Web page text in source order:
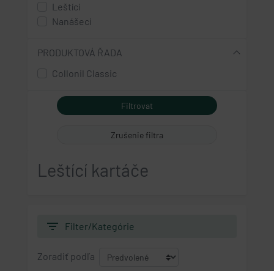
Leštící
Nanášecí
PRODUKTOVÁ ŘADA
Collonil Classic
Zrušenie filtra
Leštící kartáče
filter_list Filter/Kategórie
Zoradiť podľa